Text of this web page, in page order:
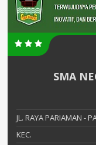
SMA
JL. RAYA PARIAMAN -
KEC.